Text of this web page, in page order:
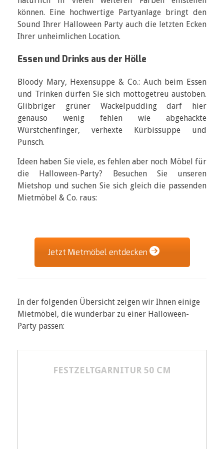
können. Eine hochwertige Partyanlage bringt den
Sound Ihrer Halloween Party auch die letzten Ecken
Ihrer unheimlichen Location.
Essen und Drinks aus der Hölle
Bloody Mary, Hexensuppe & Co.: Auch beim Essen
und Trinken dürfen Sie sich mottogetreu austoben.
Glibbriger grüner Wackelpudding darf hier
genauso wenig fehlen wie abgehackte
Würstchenfinger, verhexte Kürbissuppe und
Punsch.
Ideen haben Sie viele, es fehlen aber noch Möbel für
die Halloween-Party? Besuchen Sie unseren
Mietshop und suchen Sie sich gleich die passenden
Mietmöbel & Co. raus:
Jetzt Mietmöbel entdecken
In der folgenden Übersicht zeigen wir Ihnen einige
Mietmöbel, die wunderbar zu einer Halloween-
Party passen:
FESTZELTGARNITUR 50 CM